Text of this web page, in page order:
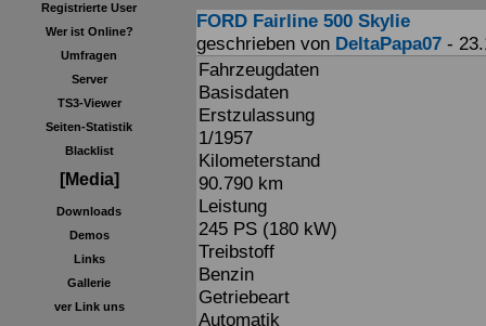
Registrierte User
Wer ist Online?
Umfragen
Server
TS3-Viewer
Seiten-Statistik
Blacklist
[Media]
Downloads
Demos
Links
Gallerie
ver Link uns
FORD Fairline 500 Skylie
geschrieben von DeltaPapa07-
Fahrzeugdaten
Basisdaten
Erstzulassung
1/1957
Kilometerstand
90.790 km
Leistung
245 PS (180 kW)
Treibstoff
Benzin
Getriebeart
Automatik